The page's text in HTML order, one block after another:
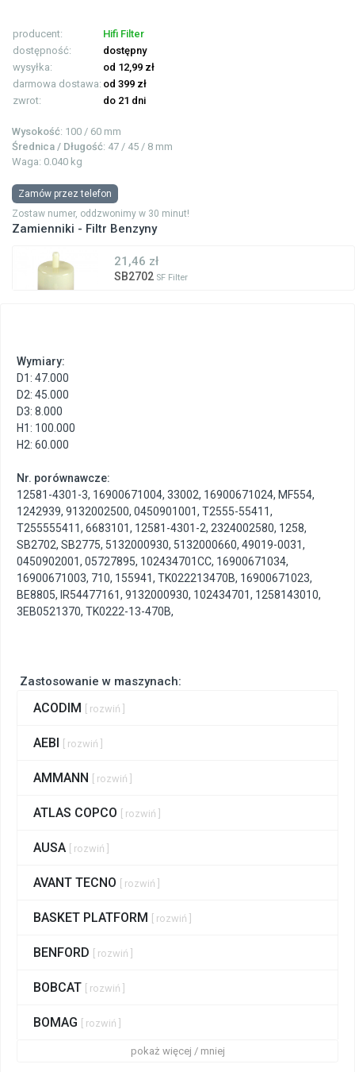
producent:
Hifi Filter
dostępność:
dostępny
wysyłka:
od 12,99 zł
darmowa dostawa: od 399 zł
zwrot:
do 21 dni
Wysokość: 100 / 60 mm
Średnica / Długość: 47 / 45 / 8 mm
Waga: 0.040 kg
Zamów przez telefon
Zostaw numer, oddzwonimy w 30 minut!
Zamienniki - Filtr Benzyny
21,46 zł
SB2702 SF Filter
Zastosowanie w maszynach:
ACODIM [ rozwiń ]
AEBI [ rozwiń ]
AMMANN [ rozwiń ]
ATLAS COPCO [ rozwiń ]
AUSA [ rozwiń ]
AVANT TECNO [ rozwiń ]
BASKET PLATFORM [ rozwiń ]
BENFORD [ rozwiń ]
BOBCAT [ rozwiń ]
BOMAG [ rozwiń ]
pokaż więcej / mniej
Wymiary:
D1: 47.000
D2: 45.000
D3: 8.000
H1: 100.000
H2: 60.000
Nr. porównawcze:
12581-4301-3, 16900671004, 33002, 16900671024, MF554,
1242939, 9132002500, 0450901001, T2555-55411,
T255555411, 6683101, 12581-4301-2, 2324002580, 1258,
SB2702, SB2775, 5132000930, 5132000660, 49019-0031,
0450902001, 05727895, 102434701CC, 16900671034,
16900671003, 710, 155941, TK022213470B, 16900671023,
BE8805, IR54477161, 9132000930, 102434701, 1258143010,
3EB0521370, TK0222-13-470B,